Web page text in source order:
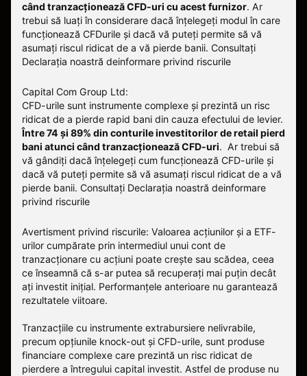
când tranzacționează CFD-uri cu acest furnizor. Ar
trebui să luați în considerare dacă înțelegeți modul în care
funcționează CFDurile și dacă vă puteți permite să vă
asumați riscul ridicat de a vă pierde banii. Consultați
Declarația noastră deinformare privind riscurile
Capital Com Group Ltd:
CFD-urile sunt instrumente complexe și prezintă un risc
ridicat de a pierde rapid bani din cauza efectului de levier.
Între 74 și 89% din conturile investitorilor de retail pierd
bani atunci când tranzacționează CFD-uri. Ar trebui să
vă gândiți dacă înțelegeți cum funcționează CFD-urile și
dacă vă puteți permite să vă asumați riscul ridicat de a vă
pierde banii. Consultați Declarația noastră deinformare
privind riscurile
Avertisment privind riscurile: Valoarea acțiunilor și a ETF-
urilor cumpărate prin intermediul unui cont de
tranzacționare cu acțiuni poate crește sau scădea, ceea
ce înseamnă că s-ar putea să recuperați mai puțin decât
ați investit inițial. Performanțele anterioare nu garantează
rezultatele viitoare.
Tranzacțiile cu instrumente extrabursiere nelivrabile,
precum opțiunile knock-out și CFD-urile, sunt produse
financiare complexe care prezintă un risc ridicat de
pierdere a întregului capital investit. Astfel de produse nu